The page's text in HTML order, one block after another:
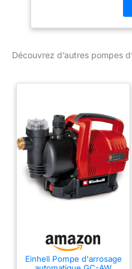
Découvrez d’autres pompes
Einhell Pompe d'arrosage